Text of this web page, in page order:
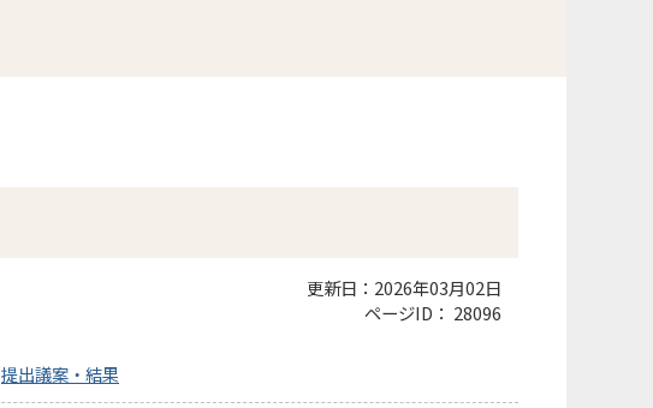
更新日：2026年03月02日
ページID： 28096
提出議案・結果